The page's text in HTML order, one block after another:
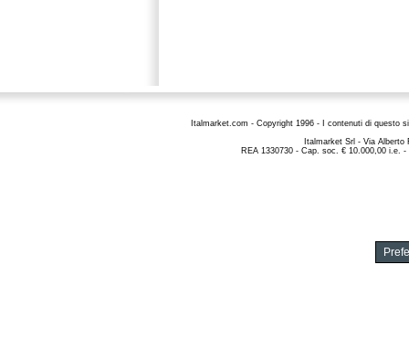
Italmarket.com - Copyright 1996 - I contenuti di questo
Italmarket Srl - Via
REA 1330730 - Cap. soc. € 10.000,00 i.e.